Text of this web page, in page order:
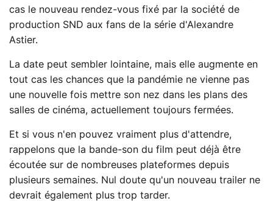
cas le nouveau rendez-vous fixé par la société de
production SND aux fans de la série d'Alexandre
Astier.
La date peut sembler lointaine, mais elle augmente en
tout cas les chances que la pandémie ne vienne pas
une nouvelle fois mettre son nez dans les plans des
salles de cinéma, actuellement toujours fermées.
Et si vous n'en pouvez vraiment plus d'attendre,
rappelons que la bande-son du film peut déjà être
écoutée sur de nombreuses plateformes depuis
plusieurs semaines. Nul doute qu'un nouveau trailer ne
devrait également plus trop tarder.